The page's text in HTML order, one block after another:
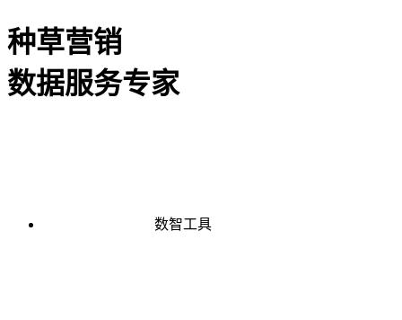
种草营销
数据服务专家
数智工具